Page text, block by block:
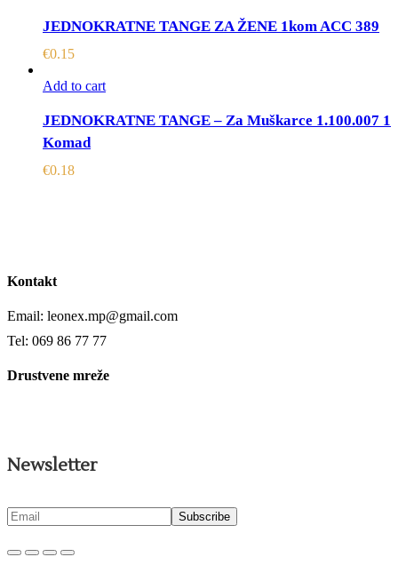
JEDNOKRATNE TANGE ZA ŽENE 1kom ACC 389
€0.15
Add to cart
JEDNOKRATNE TANGE – Za Muškarce 1.100.007 1
Komad
€0.18
Kontakt
Email: leonex.mp@gmail.com
Tel: 069 86 77 77
Drustvene mreže
Newsletter